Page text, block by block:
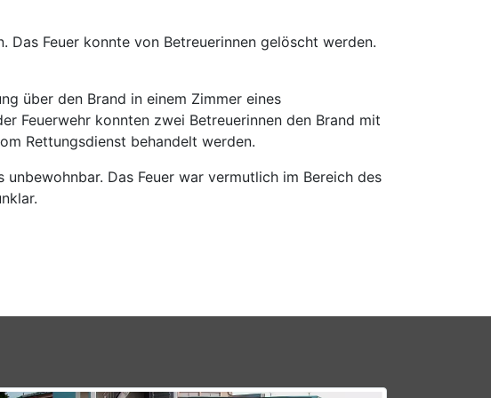
Das Feuer konnte von Betreuerinnen gelöscht werden.
über den Brand in einem Zimmer eines
Feuerwehr konnten zwei Betreuerinnen den Brand mit
Rettungsdienst behandelt werden.
Das Feuer war vermutlich im Bereich des